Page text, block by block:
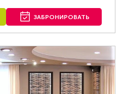
ЗАБРОНИРОВАТЬ